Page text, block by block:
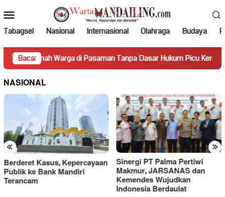
ke
kontenMobile
Tabagsel Nasional Internasional Olahraga Budaya
Baca:
Warga di Pasaman Tanpa Dasar Hukum Picu Keresahan
NASIONAL
« »
Sinergi PT Palma Pertiwi
Makmur, JARSANAS dan
Kemendes Wujudkan
Gara-gara Ucapan “Lu Punya
Otak Enggak?”, PWI Kecam
Sikap Merendahkan Hotman
Paris